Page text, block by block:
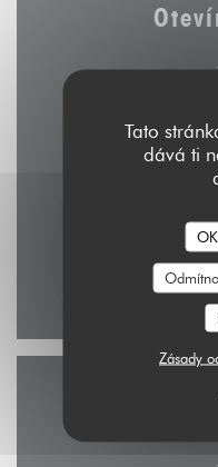
Tato
dává ti
Zásady
12:00 -